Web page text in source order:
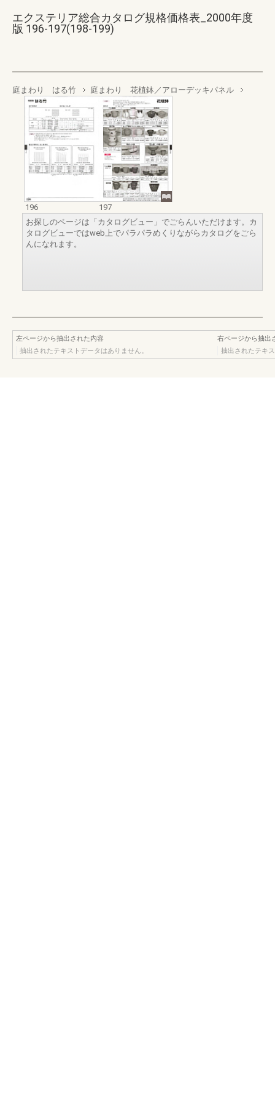
エクステリア総合カタログ規格価格表_2000年度
版 196-197(198-199)
庭まわり はる竹 庭まわり 花植鉢／アローデッキパネル
196
197
お探しのページは「カタログビュー」でごらんいただけます。カ
タログビューではweb上でパラパラめくりながらカタログをごら
んになれます。
左ページから抽出された内容
抽出されたテキストデータはありません。
右ページから抽出
抽出されたテキ